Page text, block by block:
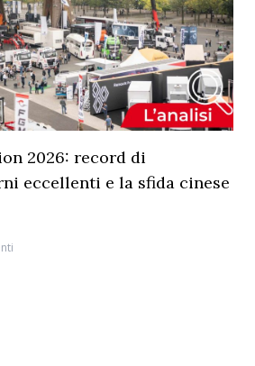
2026: record di
eccellenti e la sfida cinese